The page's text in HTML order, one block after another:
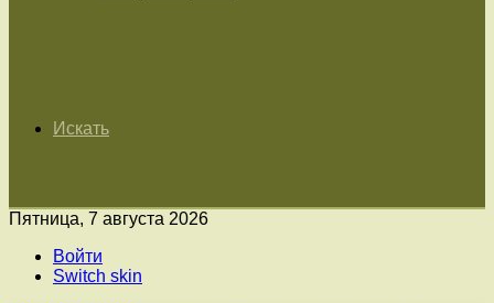
Искать
Пятница, 7 августа 2026
Войти
Switch skin